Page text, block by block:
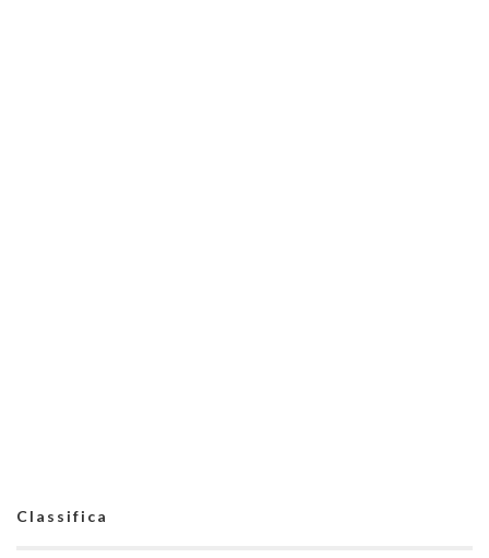
Classifica